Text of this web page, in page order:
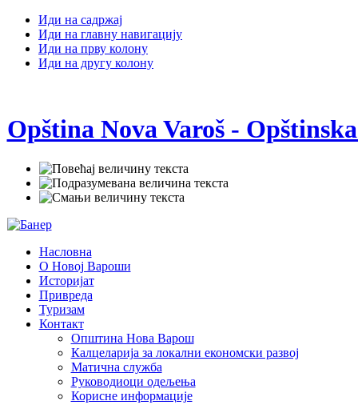
Иди на садржај
Иди на главну навигацију
Иди на прву колону
Иди на другу колону
Opština Nova Varoš -
Насловна
О Новој Вароши
Историјат
Привреда
Туризам
Контакт
Општина Нова Варош
Калцеларија за локални економски развој
Матична служба
Руководиоци одељења
Корисне информације